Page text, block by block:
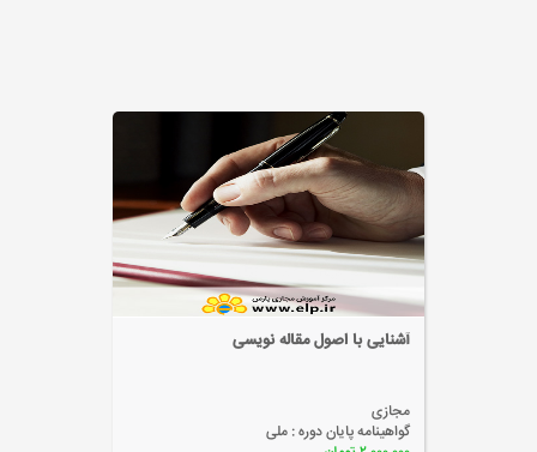
آشنایی با اصول مقاله نویسی
گواهینامه پایان دوره :ملی